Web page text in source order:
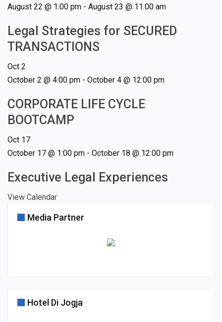
August 22 @ 1:00 pm - August 23 @ 11:00 am
Legal Strategies for SECURED
TRANSACTIONS
Oct 2
October 2 @ 4:00 pm - October 4 @ 12:00 pm
CORPORATE LIFE CYCLE
BOOTCAMP
Oct 17
October 17 @ 1:00 pm - October 18 @ 12:00 pm
Executive Legal Experiences
View Calendar
Media Partner
Hotel Di Jogja